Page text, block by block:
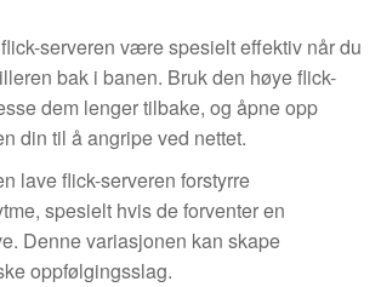
serveren være spesielt effektiv når du
bak i banen. Bruk den høye flick-
dem lenger tilbake, og åpne opp
din til å angripe ved nettet.
lave flick-serveren forstyrre
spesielt hvis de forventer en
Denne variasjonen kan skape
oppfølgingsslag.